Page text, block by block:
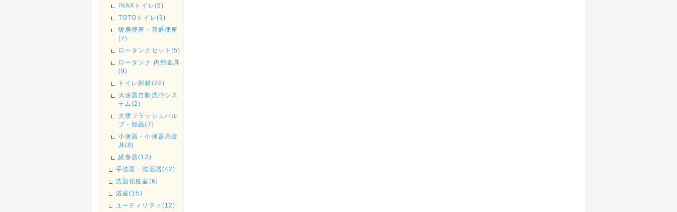
INAXトイレ(5)
TOTOトイレ(3)
暖房便座・普通便座
(7)
ロータンクセット(5)
ロータンク 内部金具
(9)
トイレ部材(26)
大便器自動洗浄シス
テム(2)
大便フラッシュバル
ブ・部品(7)
小便器・小便器用金
具(8)
紙巻器(12)
手洗器・洗面器(42)
洗面化粧室(6)
浴室(15)
ユーティリティ(12)